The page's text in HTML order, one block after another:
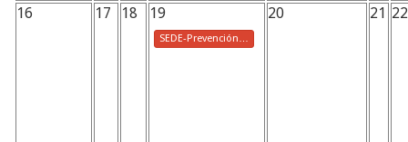
16 17 18 19
SEDE-Prevención…
20 21 22